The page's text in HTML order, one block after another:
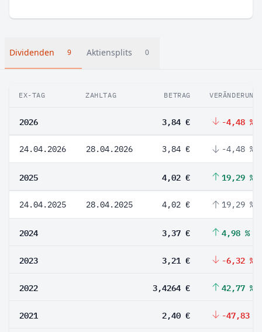
Dividenden 9 Aktiensplits 0
EX-TAG ZAHLTAG BETRAG VERÄNDERUNG
2026 3,84 € -4,48 %
24.04.2026 28.04.2026 3,84 € -4,48 %
2025 4,02 € 19,29 %
24.04.2025 28.04.2025 4,02 € 19,29 %
2024 3,37 € 4,98 %
2023 3,21 € -6,32 %
2022 3,4264 € 42,77 %
2021 2,40 € -47,83 %